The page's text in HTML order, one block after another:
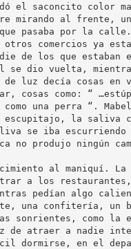
el saconcito
mirando al frente,
pasaba por la
otros comercios ya
de los que
se dio vuelta,
luz decía cosas en
cosas como: “
una perra “.
escupitajo, la saliva
se iba
no produjo ningún
al maniquí.
a los
pedían algo
una confitería, un
sonrientes, como la
de atraer a nadie
dormirse, en el